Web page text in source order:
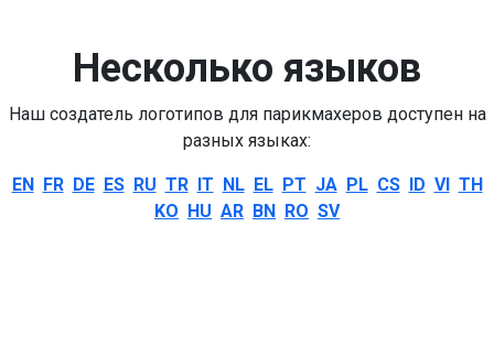
Несколько языков
Наш создатель логотипов для парикмахеров доступен на
разных языках:
EN FR DE ES RU TR IT NL EL PT JA PL CS ID VI TH
KO HU AR BN RO SV